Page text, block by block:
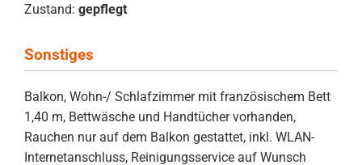
Zustand: gepflegt
Sonstiges
Balkon, Wohn-/ Schlafzimmer mit französischem Bett
1,40 m, Bettwäsche und Handtücher vorhanden,
Rauchen nur auf dem Balkon gestattet, inkl. WLAN-
Internetanschluss, Reinigungsservice auf Wunsch